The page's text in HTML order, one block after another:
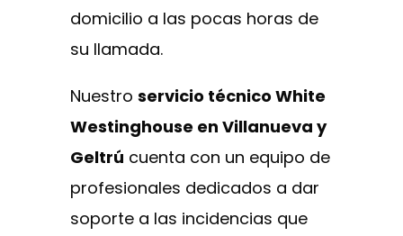
domicilio a las pocas horas de
su llamada.
Nuestro servicio técnico White
Westinghouse en Villanueva y
Geltrú cuenta con un equipo de
profesionales dedicados a dar
soporte a las incidencias que